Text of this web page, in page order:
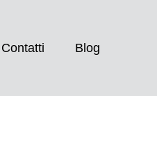
Contatti Blog